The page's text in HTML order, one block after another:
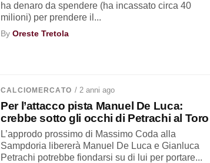
ha denaro da spendere (ha incassato circa 40
milioni) per prendere il...
ByOreste Tretola
CALCIOMERCATO / 2 anni ago
Per l’attacco pista Manuel De Luca:
crebbe sotto gli occhi di Petrachi al Toro
L’approdo prossimo di Massimo Coda alla
Sampdoria libererà Manuel De Luca e Gianluca
Petrachi potrebbe fiondarsi su di lui per portare...